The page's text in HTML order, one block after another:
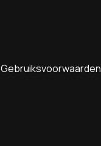
Gebruiksvoorwaarden